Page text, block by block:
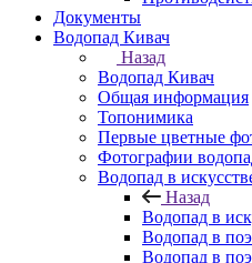
Документы
Водопад Кивач
Назад
Водопад Кивач
Общая информация
Топонимика
Первые цветные
Фотографии
Водопад в
Назад
Водопад в
Водопад в
Водопад в